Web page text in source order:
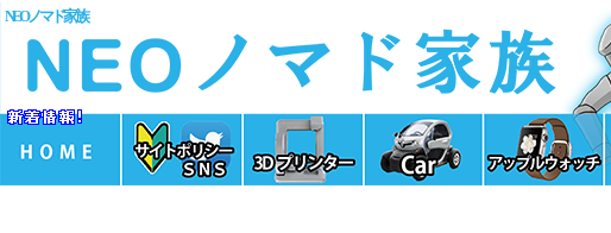
NEOノマド家族